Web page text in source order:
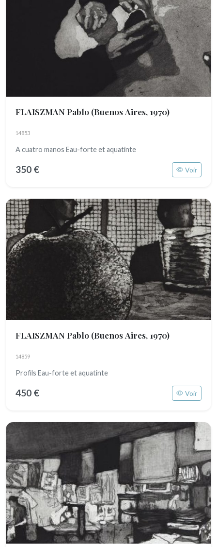
FLAISZMAN Pablo (Buenos Aires, 1970)
14853
A cuatro manos Eau-forte et aquatinte
350 € Voir
FLAISZMAN Pablo (Buenos Aires, 1970)
14859
Profils Eau-forte et aquatinte
450 € Voir